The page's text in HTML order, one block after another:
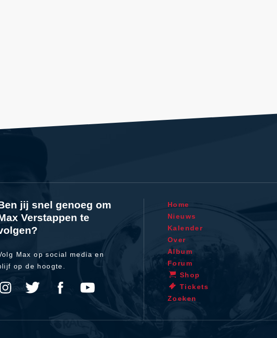
jij snel genoeg om
Verstappen te
Max op social media en
op de hoogte.
Home
Nieuws
Kalender
Over
Album
Forum
Shop
Tickets
Zoeken